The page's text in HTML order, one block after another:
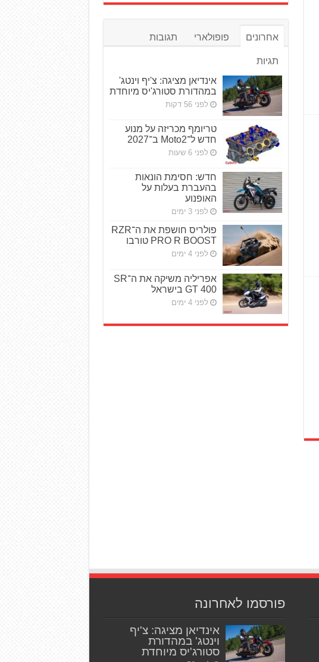
אחרונים פופולארי תגובות
תגיות
אינדיאן מציגה: צ'יף וינטג'
במהדורת סטורג'יס מיוחדת
לפני 56 דקות
טריומף מכריזה על מנוע
חדש ל־Moto2 ב־2027
לפני 6 שעות
חדש: חסימת הונאות
בהעברת בעלות על
האופנוע
לפני 3 ימים
פולריס חושפת את ה־RZR
PRO R BOOST טורבו
לפני 4 ימים
אפריליה משיקה את ה־SR
GT 400 בישראל
לפני 4 ימים
פורסמו לאחרונה
אינדיאן מציגה: צ'יף
וינטג' במהדורת
סטורג'יס מיוחדת